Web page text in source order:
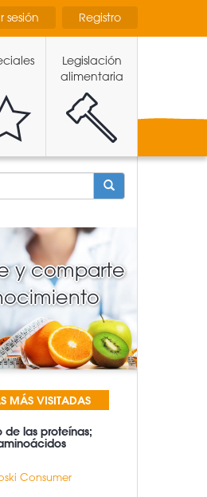
sesión Registro
Legislación
alimentaria
y comparte
MÁS VISITADAS
de las proteínas;
Consumer